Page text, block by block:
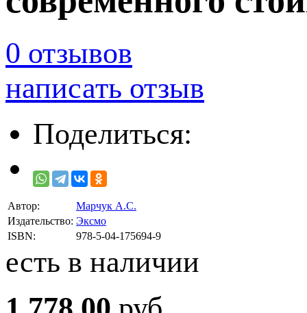
0 отзывов
написать отзыв
Поделиться:
Автор:
Марчук А.С.
Издательство: Эксмо
ISBN:
978-5-04-175694-9
есть в наличии